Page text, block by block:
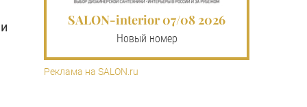
SALON-interior 07/08 2026
Новый номер
Реклама на SALON.ru